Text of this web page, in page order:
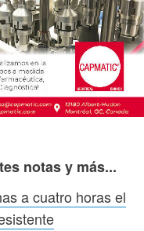
notas y más...
a cuatro horas el